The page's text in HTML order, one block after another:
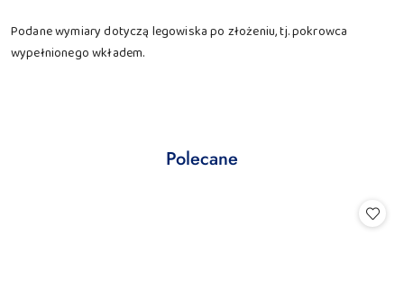
Podane wymiary dotyczą legowiska po złożeniu, tj. pokrowca
wypełnionego wkładem.
Pomiń karuzelę produktów
Produkty
Polecane